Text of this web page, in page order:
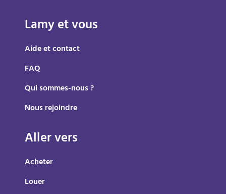
Lamy et vous
Aide et contact
FAQ
Qui sommes-nous ?
Nous rejoindre
Aller vers
Acheter
Louer